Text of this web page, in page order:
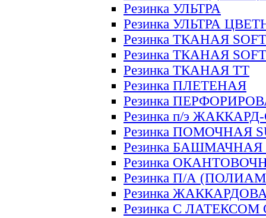
Резинка УЛЬТРА
Резинка УЛЬТРА
Резинка ТКАНАЯ SOFT
Резинка ТКАНАЯ
Резинка ТКАНАЯ ТТ
Резинка ПЛЕТЕНАЯ
Резинка
Резинка п/э
Резинка ПОМОЧНАЯ
Резинка БАШМАЧНАЯ
Резинка
Резинка П/А
Резинка
Резинка С ЛАТЕКСОМ